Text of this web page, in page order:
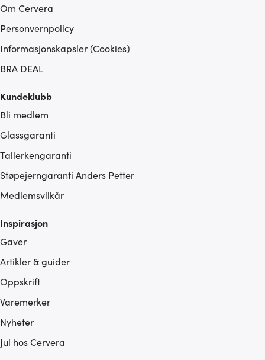
Om Cervera
Personvernpolicy
Informasjonskapsler (Cookies)
BRA DEAL
Kundeklubb
Bli medlem
Glassgaranti
Tallerkengaranti
Støpejerngaranti Anders Petter
Medlemsvilkår
Inspirasjon
Gaver
Artikler & guider
Oppskrift
Varemerker
Nyheter
Jul hos Cervera